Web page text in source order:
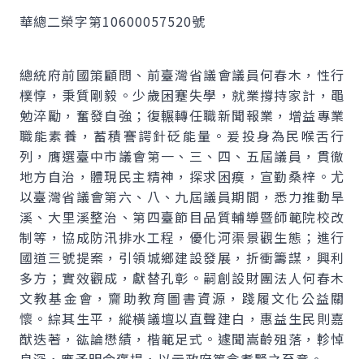
華總二榮字第10600057520號
總統府前國策顧問、前臺灣省議會議員何春木，性行
樸惇，秉質剛毅。少歲困蹇失學，就業撐持家計，黽
勉淬勵，奮發自強；復輾轉任職新聞報業，增益專業
職能素養，蓄積謇諤針砭能量。爰投身為民喉舌行
列，膺選臺中市議會第一、三、四、五屆議員，貫徹
地方自治，體現民主精神，探求困瘼，宣勤桑梓。尤
以臺灣省議會第六、八、九屆議員期間，悉力推動旱
溪、大里溪整治、第四臺節目品質輔導暨師範院校改
制等，協成防汛排水工程，優化河渠景觀生態；進行
國道三號提案，引領城鄉建設發展，折衝籌謀，興利
多方；實效觀成，獻替孔彰。嗣創設財團法人何春木
文教基金會，齎助教育圖書資源，踐履文化公益關
懷。綜其生平，縱橫議壇以直聲建白，惠益生民則嘉
猷迭著，谹論懋績，楷範足式。遽聞嵩齡殂落，軫悼